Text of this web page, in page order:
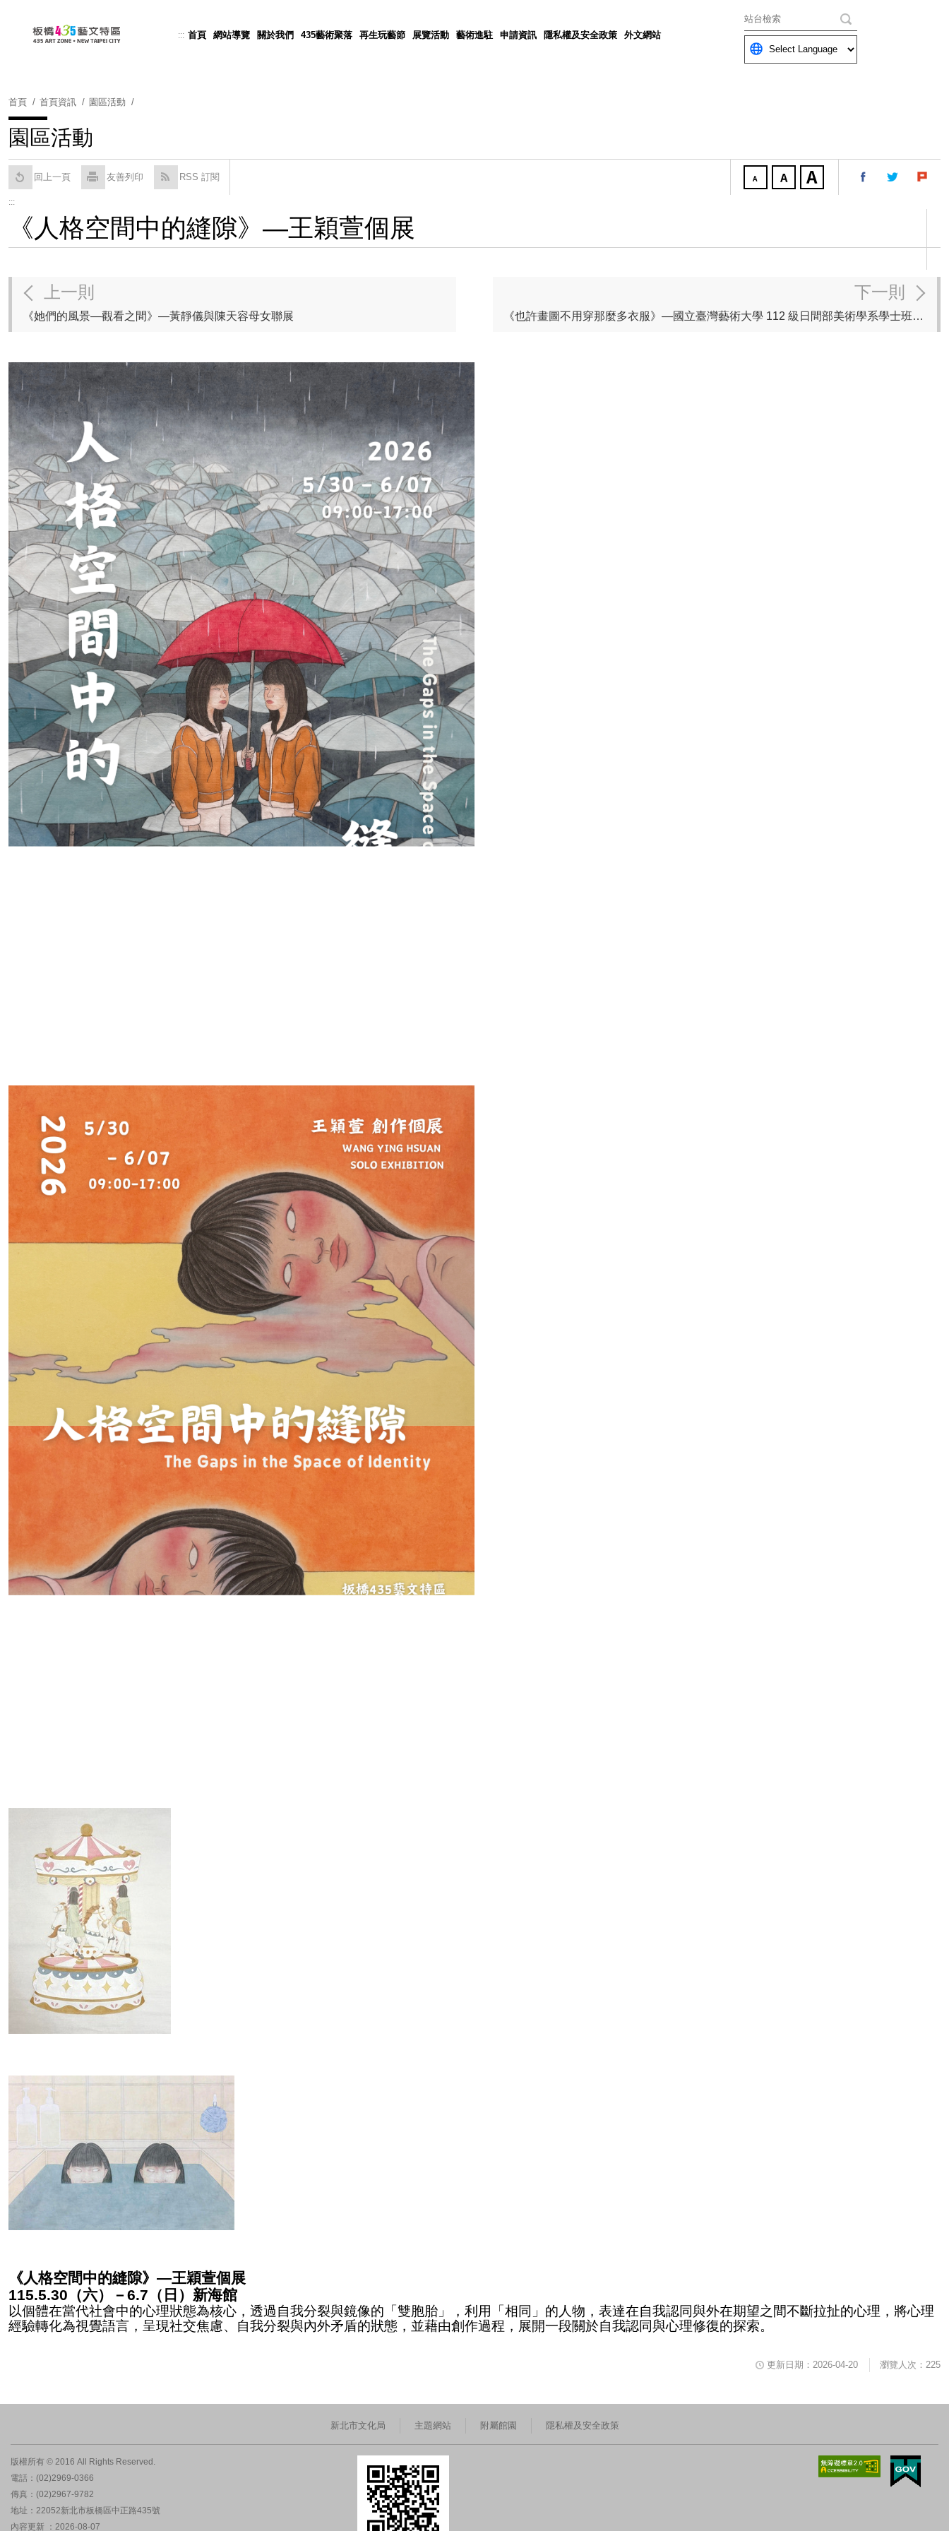
::: 首頁 網站導覽 關於我們 435藝術聚落 再生玩藝節 展覽活動 藝術進駐 申請資訊 隱私權及安全政策 外文網站
關鍵字
Powered by
首頁 首頁資訊 園區活動
園區活動
回上一頁 友善列印 RSS 訂閱
:::
《人格空間中的縫隙》—王穎萱個展
上一則
《她們的風景—觀看之間》—黃靜儀與陳天容母女聯展
下一則
《也許畫圖不用穿那麼多衣服》—國立臺灣藝術大學 112 級日間部美術學系學士班班展
《人格空間中的縫隙》—王穎萱個展
115.5.30 （六）－ 6.7 （日）新海館
以個體在當代社會中的心理狀態為核心，透過自我分裂與鏡像的「雙胞胎」，利用「相同」的人物，表達在自我認同與外在期望之間不斷拉扯的心理，將心理
經驗轉化為視覺語言，呈現社交焦慮、自我分裂與內外矛盾的狀態，並藉由創作過程，展開一段關於自我認同與心理修復的探索。
更新日期：2026-04-20 瀏覽人次：225
新北市文化局 主題網站 附屬館園 隱私權及安全政策
版權所有 © 2016 All Rights Reserved.
電話：(02)2969-0366
傳真：(02)2967-9782
地址：22052新北市板橋區中正路435號
內容更新 ：2026-08-07